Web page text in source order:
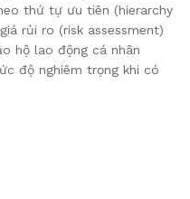
thứ tự ưu tiên (hierarchy
rủi ro (risk assessment)
hộ lao động cá nhân
độ nghiêm trọng khi có